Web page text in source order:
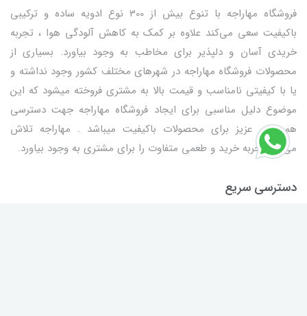
فروشگاه مهاراجه با تنوع بیش از 300 نوع ادویه ساده و ترکیبی
باکیفیت سعی می‌کند علاوه بر کمک به کاهش آلودگی هوا ، تجربه
خریدی آسان و دلپذیر برای مخاطب به وجود بیاورد. بسیاری از
محصولات فروشگاه مهاراجه در شهرهای مختلف کشور وجود نداشته و
یا با کیفیتی نامناسب و قیمت بالا به مشتری فروخته میشود که این
موضوع دلیل مناسبی برای ایجاد فروشگاه مهاراجه جهت دسترسی
هموطنان عزیز برای محصولات باکیفیت میباشد . مهاراجه تلاش
می‌کند تجربه خرید و طعمی متفاوت را برای مشتری به وجود بیاورد.
دسترسی سریع